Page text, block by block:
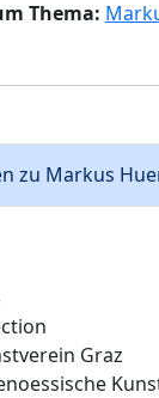
Thema:
zu Markus
Graz